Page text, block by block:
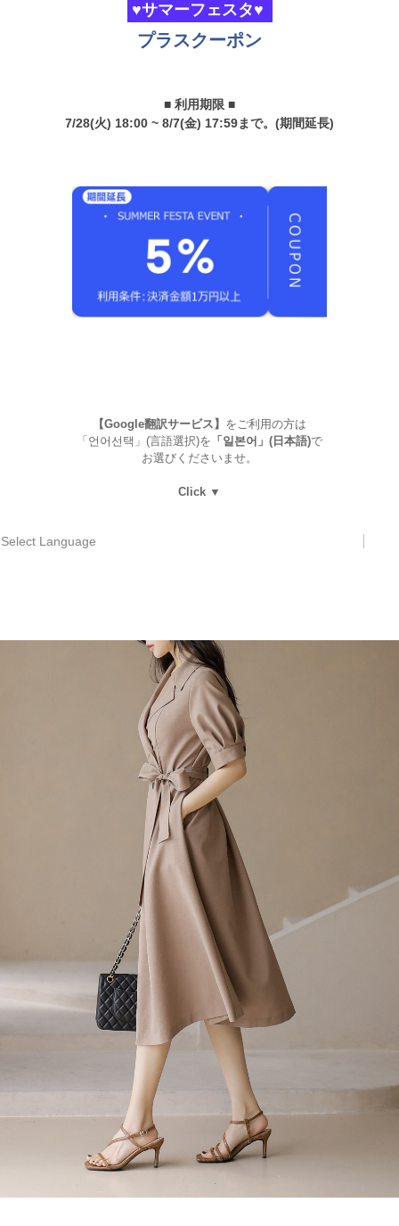
♥サマーフェスタ♥
プラスクーポン
■ 利用期限 ■
7/28(火) 18:00 ~ 8/7(金) 17:59まで。(期間延長)
【Google翻訳サービス】 をご利用の方は
「언어선택」(言語選択)を 「일본어」(日本語)で
お選びくださいませ。
Click ▼
Select Language